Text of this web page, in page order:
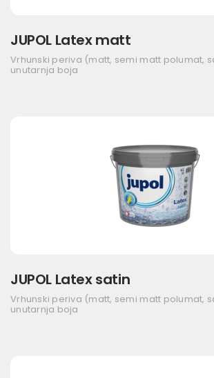
JUPOL Latex matt
Vrhunski periva (matt, semi matt polumat,
unutarnja boja
JUPOL Latex satin
Vrhunski periva (matt, semi matt polumat,
unutarnja boja